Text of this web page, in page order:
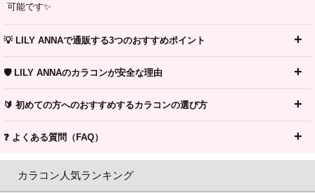
可能です✨
💡 LILY ANNAで通販する3つのおすすめポイント
🛡️ LILY ANNAのカラコンが安全な理由
🔰 初めての方へのおすすめするカラコンの選び方
❓ よくある質問（FAQ）
カラコン人気ランキング